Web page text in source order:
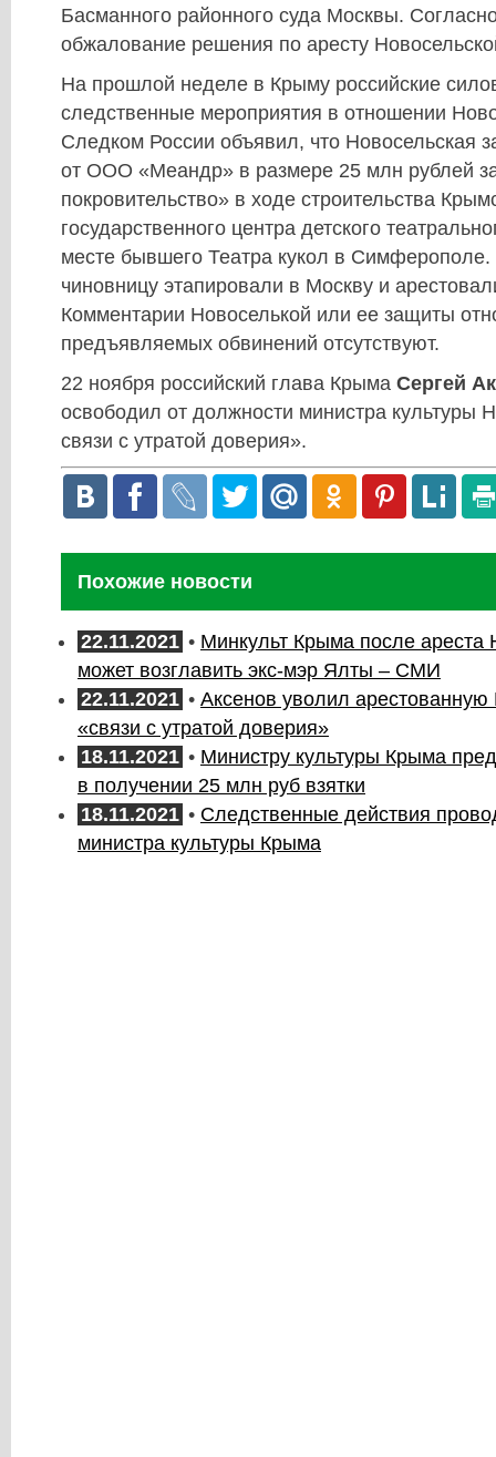
Басманного районного суда Москвы.
обжалование решения по аресту
На прошлой неделе в Крыму российские
следственные мероприятия в отношении
Следком России объявил, что Новосельская
от ООО «Меандр» в размере 25 млн рублей
покровительство» в ходе строительства
государственного центра детского
месте бывшего Театра кукол в
чиновницу этапировали в Москву и
Комментарии Новоселькой или ее защиты
предъявляемых обвинений отсутствуют.
22 ноября российский глава Крыма Сергей
освободил от должности министра культуры
связи с утратой доверия».
Похожие новости
22.11.2021 • Минкульт Крыма после ареста
может возглавить экс-мэр Ялты – СМИ
22.11.2021 • Аксенов уволил
«связи с утратой доверия»
18.11.2021 • Министру культуры Крыма
в получении 25 млн руб взятки
18.11.2021 • Следственные действия
министра культуры Крыма